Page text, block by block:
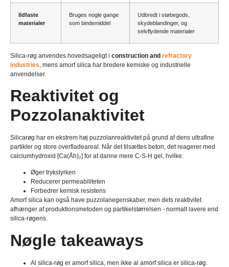
Ildfaste
materialer
Bruges nogle gange
som bindemiddel
Udbredt i støbegods,
skydeblandinger, og
selvflydende materialer
Silica-røg anvendes hovedsageligt i construction and refractory
industries , mens amorf silica har bredere kemiske og industrielle
anvendelser.
Reaktivitet og
Pozzolanaktivitet
Silicarøg har en ekstrem høj puzzolanreaktivitet på grund af dens ultrafine
partikler og store overfladeareal. Når det tilsættes beton, det reagerer med
calciumhydroxid [Ca(Åh)₂] for at danne mere C-S-H gel, hvilke:
Øger trykstyrken
Reducerer permeabiliteten
Forbedrer kemisk resistens
Amorf silica kan også have puzzolanegenskaber, men dets reaktivitet
afhænger af produktionsmetoden og partikelstørrelsen - normalt lavere end
silica-røgens.
Nøgle takeaways
Al silica-røg er amorf silica, men ikke al amorf silica er silica-røg.